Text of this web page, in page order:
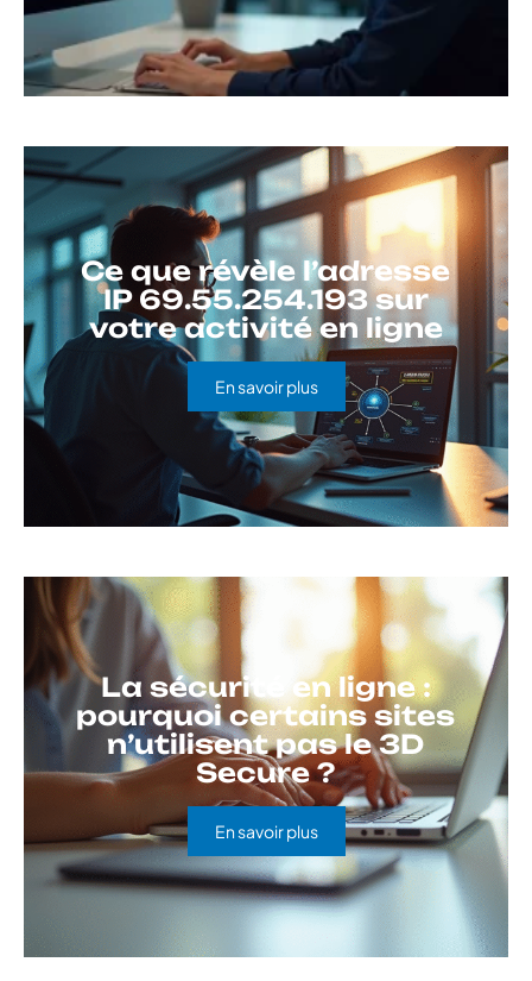
Ce que révèle l’adresse
IP 69.55.254.193 sur
votre activité en ligne
En savoir plus
La sécurité en ligne :
pourquoi certains sites
n’utilisent pas le 3D
Secure ?
En savoir plus